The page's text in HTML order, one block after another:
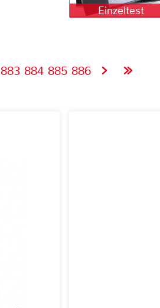
Einzeltest
883 884 885 886